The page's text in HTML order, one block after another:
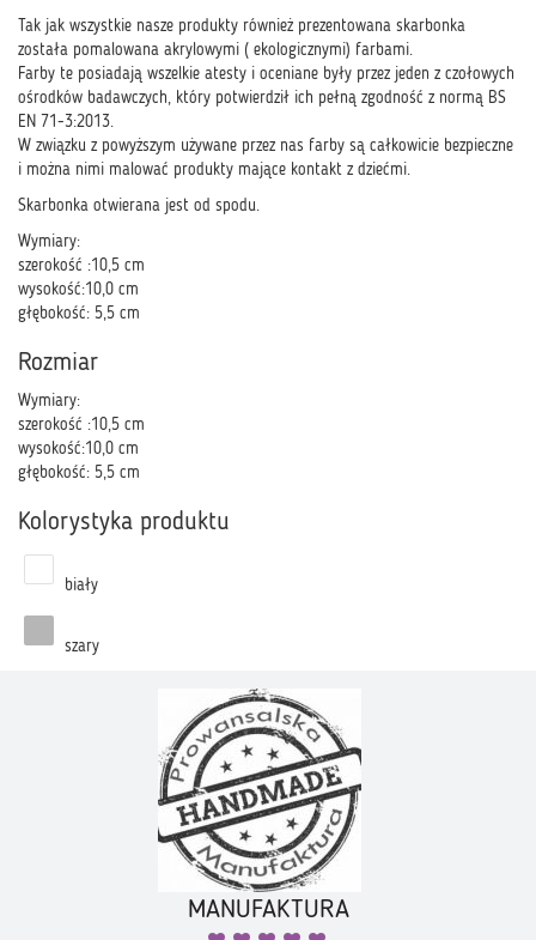
Tak jak wszystkie nasze produkty również prezentowana skarbonka
została pomalowana akrylowymi ( ekologicznymi) farbami.
Farby te posiadają wszelkie atesty i oceniane były przez jeden z czołowych
ośrodków badawczych, który potwierdził ich pełną zgodność z normą BS
EN 71-3:2013.
W związku z powyższym używane przez nas farby są całkowicie bezpieczne
i można nimi malować produkty mające kontakt z dziećmi.
Skarbonka otwierana jest od spodu.
Wymiary:
szerokość :10,5 cm
wysokość:10,0 cm
głębokość: 5,5 cm
Rozmiar
Wymiary:
szerokość :10,5 cm
wysokość:10,0 cm
głębokość: 5,5 cm
Kolorystyka produktu
biały
szary
MANUFAKTURA